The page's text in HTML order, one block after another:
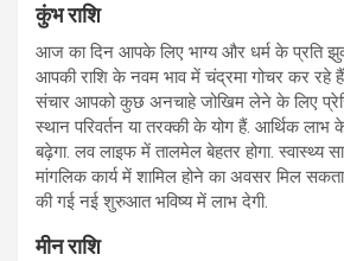
कुंभ राशि
आज का दिन आपके लिए भाग्य और धर्म के प्रति
आपकी राशि के नवम भाव में चंद्रमा गोचर कर रहे
संचार आपको कुछ अनचाहे जोखिम लेने के लिए
स्थान परिवर्तन या तरक्की के योग हैं. आर्थिक
बढ़ेगा. लव लाइफ में तालमेल बेहतर होगा. स्वास्थ्य
मांगलिक कार्य में शामिल होने का अवसर मिल
की गई नई शुरुआत भविष्य में लाभ देगी.
मीन राशि